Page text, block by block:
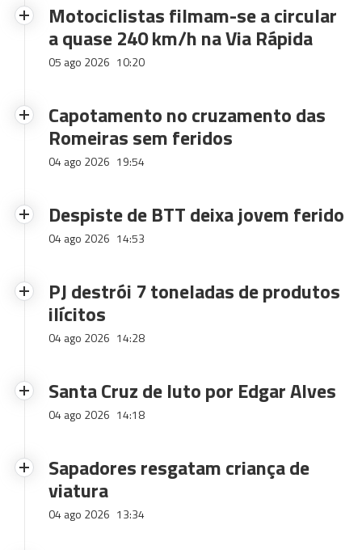
Motociclistas filmam-se a circular
a quase 240 km/h na Via Rápida
05 ago 2026 10:20
Capotamento no cruzamento das
Romeiras sem feridos
04 ago 2026 19:54
Despiste de BTT deixa jovem ferido
04 ago 2026 14:53
PJ destrói 7 toneladas de produtos
ilícitos
04 ago 2026 14:28
Santa Cruz de luto por Edgar Alves
04 ago 2026 14:18
Sapadores resgatam criança de
viatura
04 ago 2026 13:34